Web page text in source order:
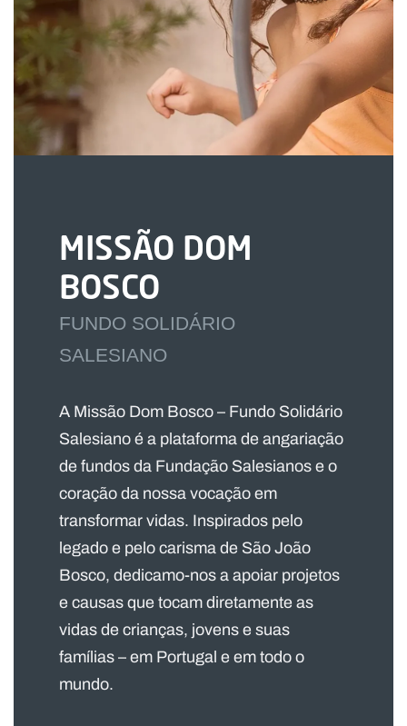
MISSÃO DOM
BOSCO
FUNDO SOLIDÁRIO
SALESIANO
A Missão Dom Bosco – Fundo Solidário
Salesiano é a plataforma de angariação
de fundos da Fundação Salesianos e o
coração da nossa vocação em
transformar vidas. Inspirados pelo
legado e pelo carisma de São João
Bosco, dedicamo-nos a apoiar projetos
e causas que tocam diretamente as
vidas de crianças, jovens e suas
famílias – em Portugal e em todo o
mundo.